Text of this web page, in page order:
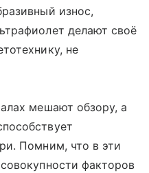
износ,
делают своё
не
мешают обзору, а
Помним, что в эти
факторов